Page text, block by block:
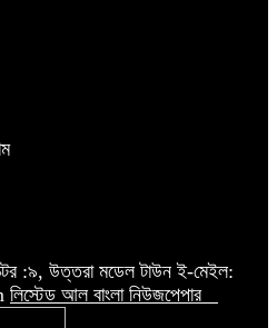
:৯, উত্তরা মডেল টাউন ই-মেইল:
লিস্টেড আল বাংলা নিউজপেপার